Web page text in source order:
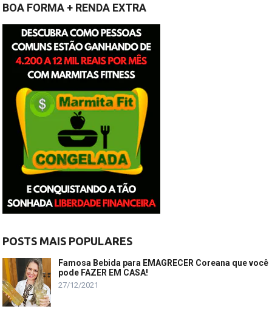
BOA FORMA + RENDA EXTRA
POSTS MAIS POPULARES
Famosa Bebida para EMAGRECER Coreana que você
pode FAZER EM CASA!
27/12/2021